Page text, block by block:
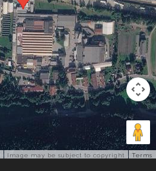
Image may be subject to copyright Terms